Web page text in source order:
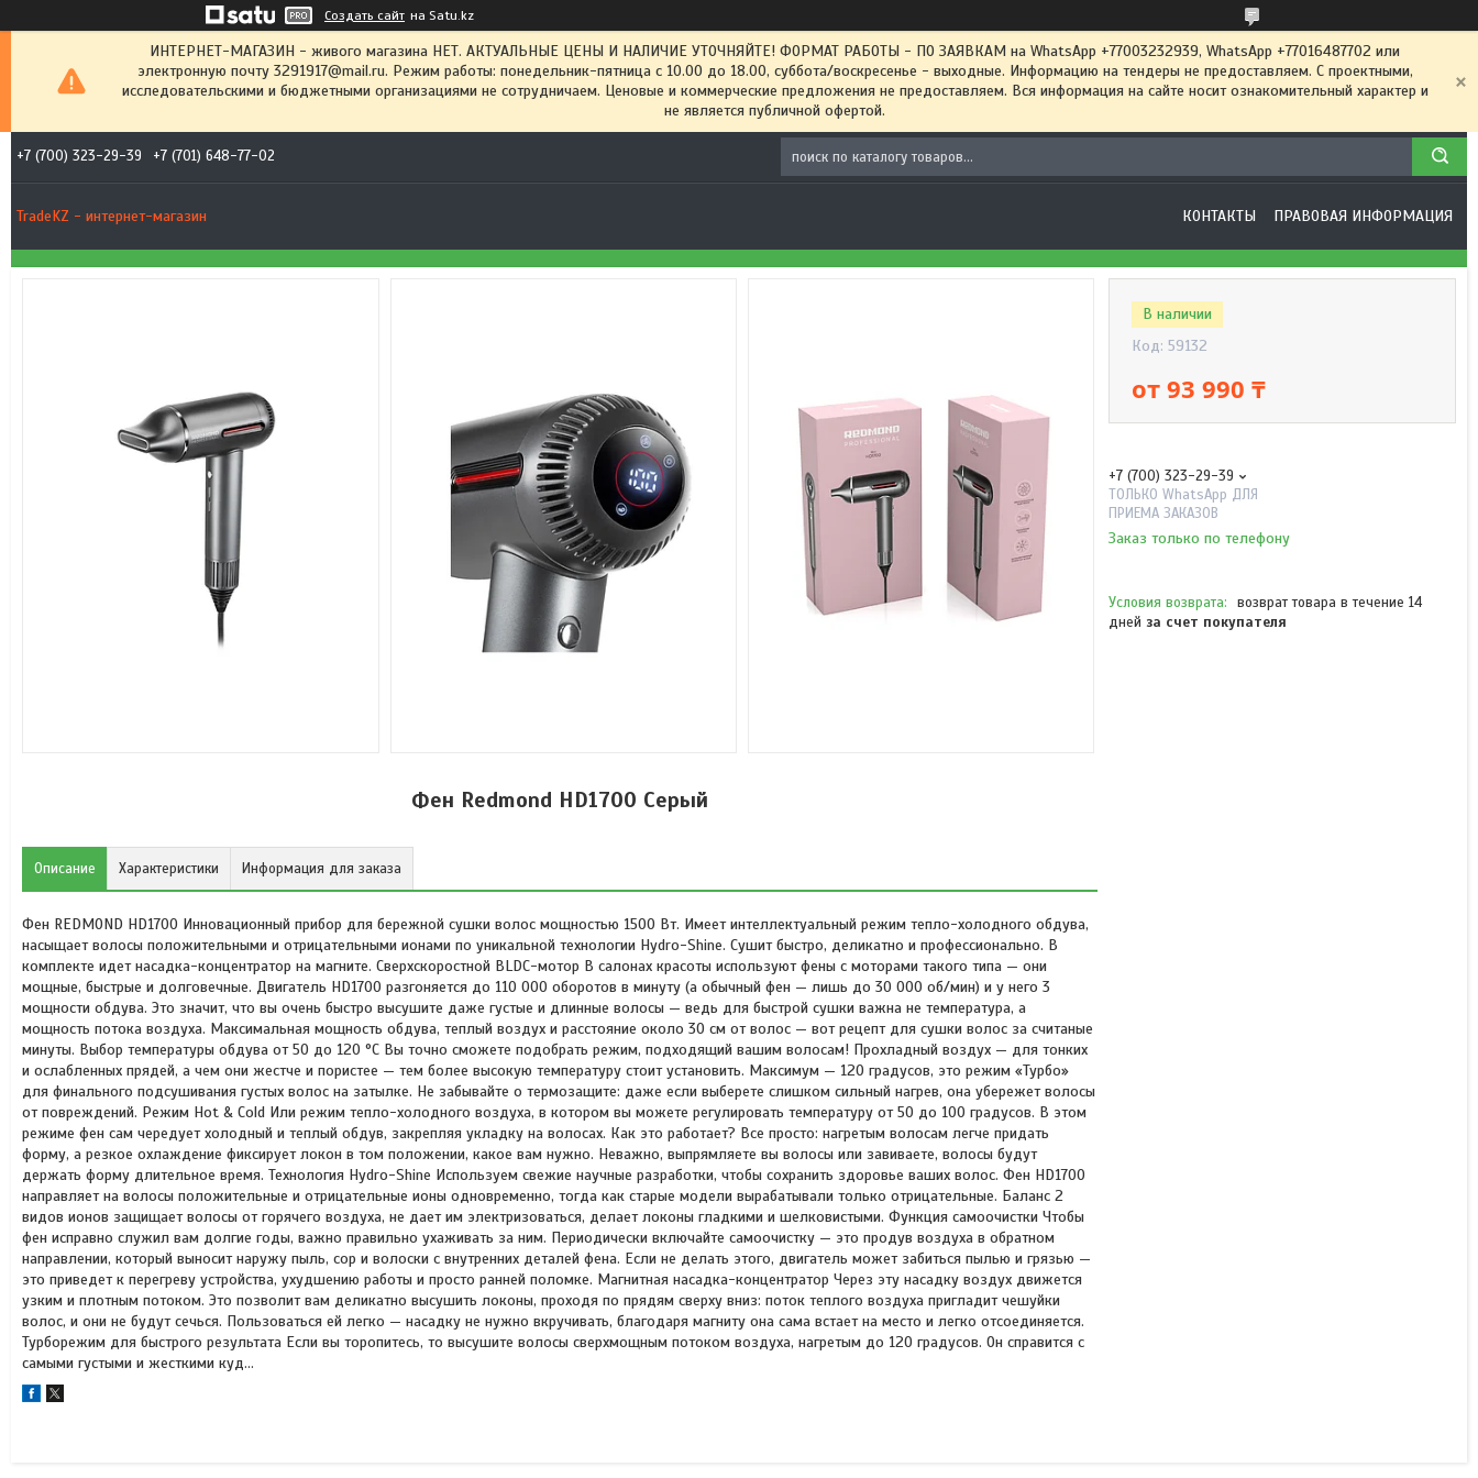
Создать сайт на Satu.kz
ИНТЕРНЕТ-МАГАЗИН - живого магазина НЕТ. АКТУАЛЬНЫЕ ЦЕНЫ И НАЛИЧИЕ УТОЧНЯЙТЕ! ФОРМАТ РАБОТЫ - ПО ЗАЯВКАМ на WhatsApp +77003232939, WhatsApp +77016487702 или
электронную почту 3291917@mail.ru. Режим работы: понедельник-пятница с 10.00 до 18.00, суббота/воскресенье - выходные. Информацию на тендеры не предоставляем. С проектными,
исследовательскими и бюджетными организациями не сотрудничаем. Ценовые и коммерческие предложения не предоставляем. Вся информация на сайте носит ознакомительный характер и
не является публичной офертой.
+7 (700) 323-29-39 +7 (701) 648-77-02
TradeKZ - интернет-магазин КОНТАКТЫ ПРАВОВАЯ ИНФОРМАЦИЯ
Фен Redmond HD1700 Серый
Описание Характеристики Информация для заказа
Фен REDMOND HD1700 Инновационный прибор для бережной сушки волос мощностью 1500 Вт. Имеет интеллектуальный режим тепло-холодного обдува,
насыщает волосы положительными и отрицательными ионами по уникальной технологии Hydro-Shine. Сушит быстро, деликатно и профессионально. В
комплекте идет насадка-концентратор на магните. Сверхскоростной BLDС-мотор В салонах красоты используют фены с моторами такого типа — они
мощные, быстрые и долговечные. Двигатель HD1700 разгоняется до 110 000 оборотов в минуту (а обычный фен — лишь до 30 000 об/мин) и у него 3
мощности обдува. Это значит, что вы очень быстро высушите даже густые и длинные волосы — ведь для быстрой сушки важна не температура, а
мощность потока воздуха. Максимальная мощность обдува, теплый воздух и расстояние около 30 см от волос — вот рецепт для сушки волос за считаные
минуты. Выбор температуры обдува от 50 до 120 °С Вы точно сможете подобрать режим, подходящий вашим волосам! Прохладный воздух — для тонких
и ослабленных прядей, а чем они жестче и пористее — тем более высокую температуру стоит установить. Максимум — 120 градусов, это режим «Турбо»
для финального подсушивания густых волос на затылке. Не забывайте о термозащите: даже если выберете слишком сильный нагрев, она убережет волосы
от повреждений. Режим Hot & Cold Или режим тепло-холодного воздуха, в котором вы можете регулировать температуру от 50 до 100 градусов. В этом
режиме фен сам чередует холодный и теплый обдув, закрепляя укладку на волосах. Как это работает? Все просто: нагретым волосам легче придать
форму, а резкое охлаждение фиксирует локон в том положении, какое вам нужно. Неважно, выпрямляете вы волосы или завиваете, волосы будут
держать форму длительное время. Технология Hydro-Shine Используем свежие научные разработки, чтобы сохранить здоровье ваших волос. Фен HD1700
направляет на волосы положительные и отрицательные ионы одновременно, тогда как старые модели вырабатывали только отрицательные. Баланс 2
видов ионов защищает волосы от горячего воздуха, не дает им электризоваться, делает локоны гладкими и шелковистыми. Функция самоочистки Чтобы
фен исправно служил вам долгие годы, важно правильно ухаживать за ним. Периодически включайте самоочистку — это продув воздуха в обратном
направлении, который выносит наружу пыль, сор и волоски с внутренних деталей фена. Если не делать этого, двигатель может забиться пылью и грязью —
это приведет к перегреву устройства, ухудшению работы и просто ранней поломке. Магнитная насадка-концентратор Через эту насадку воздух движется
узким и плотным потоком. Это позволит вам деликатно высушить локоны, проходя по прядям сверху вниз: поток теплого воздуха пригладит чешуйки
волос, и они не будут сечься. Пользоваться ей легко — насадку не нужно вкручивать, благодаря магниту она сама встает на место и легко отсоединяется.
Турборежим для быстрого результата Если вы торопитесь, то высушите волосы сверхмощным потоком воздуха, нагретым до 120 градусов. Он справится с
самыми густыми и жесткими куд...
В наличии
Код: 59132
от 93 990 ₸
+7 (700) 323-29-39
ТОЛЬКО WhatsApp ДЛЯ
ПРИЕМА ЗАКАЗОВ
Заказ только по телефону
возврат товара в течение 14
дней за счет покупателя